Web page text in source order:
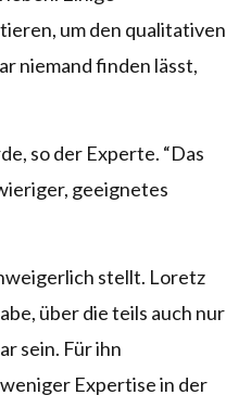
um den qualitativen
niemand finden lässt,
so der Experte. “Das
geeignetes
stellt. Loretz
über die teils auch nur
sein. Für ihn
Expertise in der